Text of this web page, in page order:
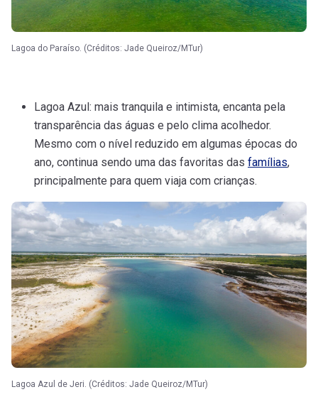
Lagoa do Paraíso. (Créditos: Jade Queiroz/MTur)
Lagoa Azul: mais tranquila e intimista, encanta pela
transparência das águas e pelo clima acolhedor.
Mesmo com o nível reduzido em algumas épocas do
ano, continua sendo uma das favoritas das famílias,
principalmente para quem viaja com crianças.
Lagoa Azul de Jeri. (Créditos: Jade Queiroz/MTur)